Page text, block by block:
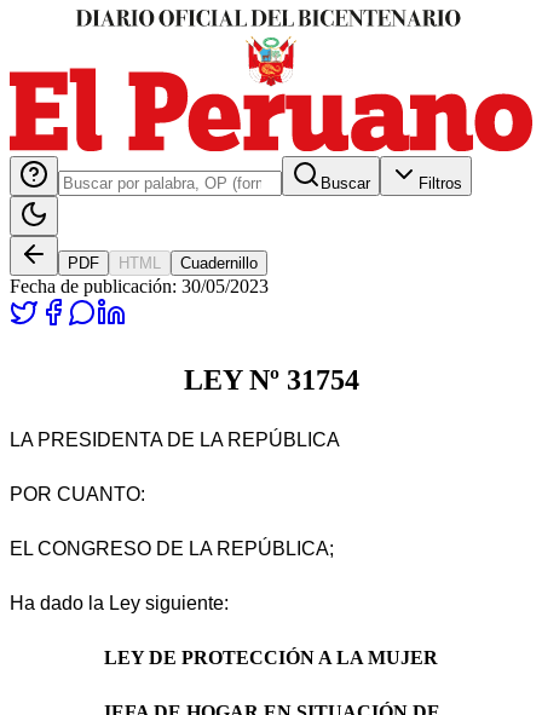
Buscar Filtros
PDF HTML Cuadernillo
Fecha de publicación: 30/05/2023
LEY Nº 31754
LA PRESIDENTA DE LA REPÚBLICA
POR CUANTO:
EL CONGRESO DE LA REPÚBLICA;
Ha dado la Ley siguiente:
LEY DE PROTECCIÓN A LA MUJER